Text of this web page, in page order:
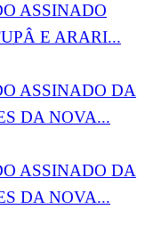
ASSINADO
E ARARI...
ASSINADO DA
DA NOVA...
ASSINADO DA
DA NOVA...